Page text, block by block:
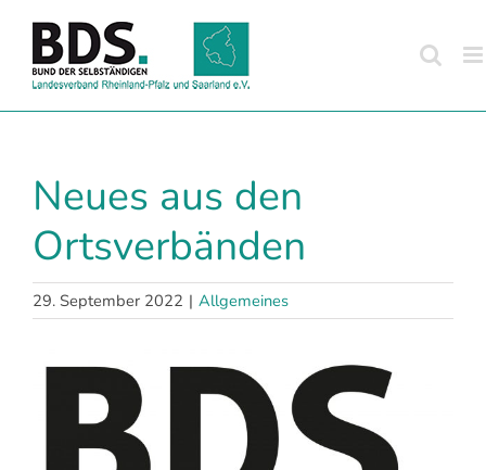
Inhalt
springen
Neues aus den
Ortsverbänden
29. September 2022 | Allgemeines
Zeige
grösseres